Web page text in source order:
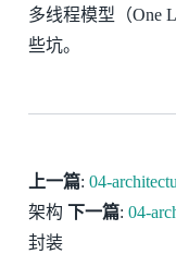
多线程模型（One
些坑。
上一篇: 04-
架构 下一篇: 04-
封装